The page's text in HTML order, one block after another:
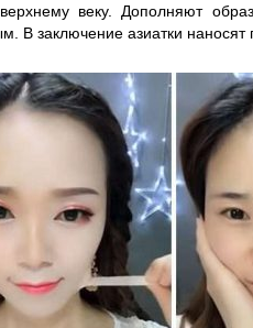
веку. Дополняют
В заключение азиатки наносят